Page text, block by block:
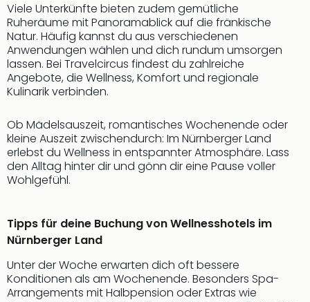
Viele Unterkünfte bieten zudem gemütliche
Ruheräume mit Panoramablick auf die fränkische
Natur. Häufig kannst du aus verschiedenen
Anwendungen wählen und dich rundum umsorgen
lassen. Bei Travelcircus findest du zahlreiche
Angebote, die Wellness, Komfort und regionale
Kulinarik verbinden.
Ob Mädelsauszeit, romantisches Wochenende oder
kleine Auszeit zwischendurch: Im Nürnberger Land
erlebst du Wellness in entspannter Atmosphäre. Lass
den Alltag hinter dir und gönn dir eine Pause voller
Wohlgefühl.
Tipps für deine Buchung von Wellnesshotels im
Nürnberger Land
Unter der Woche erwarten dich oft bessere
Konditionen als am Wochenende. Besonders Spa-
Arrangements mit Halbpension oder Extras wie